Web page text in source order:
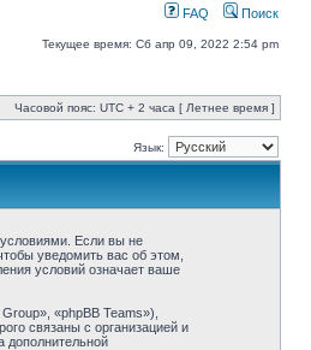
FAQ Поиск
Текущее время: Сб апр 09, 2022 2:54 pm
Часовой пояс: UTC + 2 часа [ Летнее время ]
Язык:
Если вы не
уведомить вас об этом,
условий означает ваше
«phpBB Teams»),
связаны с организацией и
дополнительной